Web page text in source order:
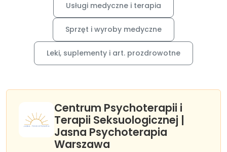
Usługi medyczne i terapia
Sprzęt i wyroby medyczne
Leki, suplementy i art. prozdrowotne
Centrum Psychoterapii i
Terapii Seksuologicznej |
Jasna Psychoterapia
Warszawa